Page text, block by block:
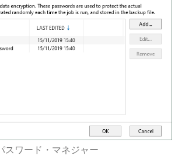
スワード・マネジャー